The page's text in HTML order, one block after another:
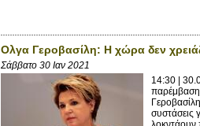
Ολγα Γεροβασίλη: Η χώρα δεν
Σάββατο 30 Ιαν 2021
14:30 |
συστάσεις